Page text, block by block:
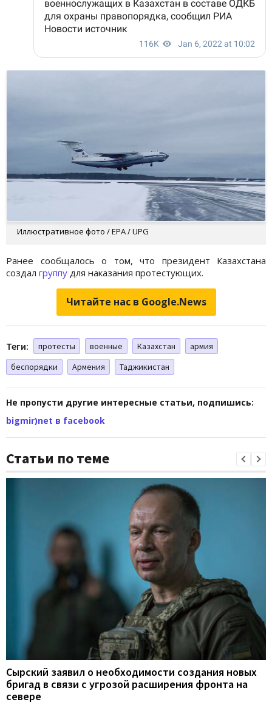
Иллюстративное фото / EPA / UPG
Ранее сообщалось о том, что президент Казахстана
создал группу для наказания протестующих.
Читайте нас в Google.News
Теги: протесты военные Казахстан
армия
беспорядки
Армения Таджикистан
Не пропусти другие интересные статьи, подпишись:
bigmir)net в facebook
Статьи по теме
Сырский заявил о необходимости создания новых
бригад в связи с угрозой расширения фронта на
севере